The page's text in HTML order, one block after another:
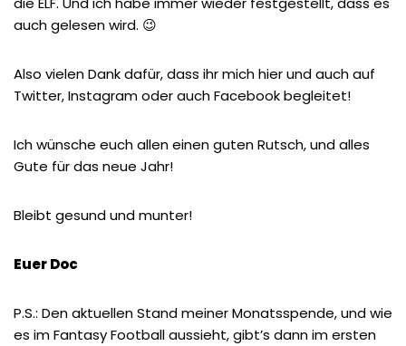
auch gelesen wird. 😉
Also vielen Dank dafür, dass ihr mich hier und auch auf
Twitter, Instagram oder auch Facebook begleitet!
Ich wünsche euch allen einen guten Rutsch, und alles
Gute für das neue Jahr!
Bleibt gesund und munter!
Euer Doc
P.S.: Den aktuellen Stand meiner Monatsspende, und wie
es im Fantasy Football aussieht, gibt’s dann im ersten